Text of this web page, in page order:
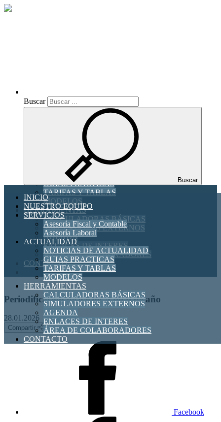
Buscar
Buscar
INICIO
NUESTRO EQUIPO
SERVICIOS
Asesoría Fiscal y Contable
Asesoría Laboral
ACTUALIDAD
NOTICIAS DE ACTUALIDAD
GUIAS PRACTICAS
TARIFAS Y TABLAS
MODELOS
HERRAMIENTAS
CALCULADORAS BÁSICAS
SIMULADORES EXTERNOS
AGENDA
ENLACES DE INTERES
ÁREA DE COLABORADORES
CONTACTO
Toggle navigation
NUESTRO EQUIPO
Asesoría Fiscal y Contable
Asesoría Laboral
ACTUALIDAD
NOTICIAS DE ACTUALIDAD
GUIAS PRACTICAS
TARIFAS Y TABLAS
MODELOS
HERRAMIENTAS
CALCULADORAS BÁSICAS
SIMULADORES EXTERNOS
AGENDA
ENLACES DE INTERES
ÁREA DE COLABORADORES
CONTACTO
Periodificación de gastos a final de año
28.01.2026
Compartir
Facebook